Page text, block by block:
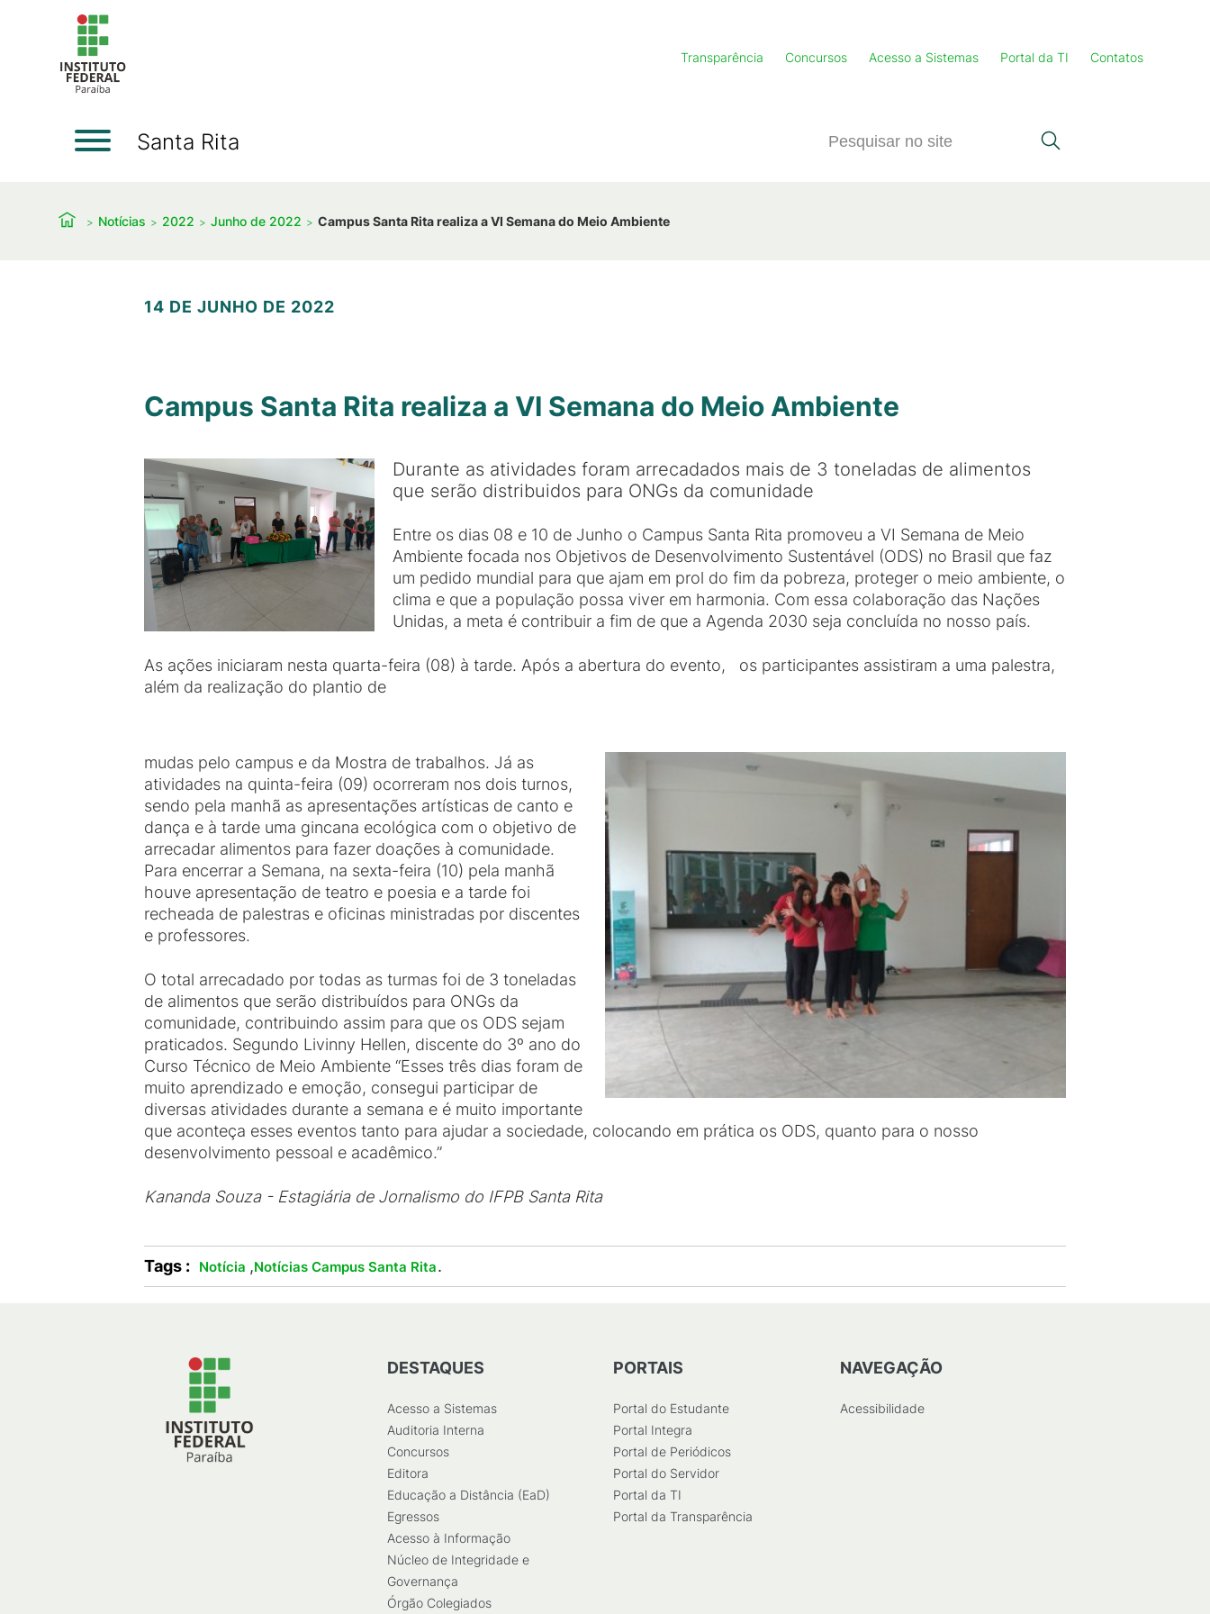
Transparência Concursos Acesso a Sistemas Portal da TI Contatos
Santa Rita
Notícias 2022 Junho de 2022 Campus Santa Rita realiza a VI Semana do Meio Ambiente
14 DE JUNHO DE 2022
Campus Santa Rita realiza a VI Semana do Meio Ambiente
Durante as atividades foram arrecadados mais de 3 toneladas de alimentos
que serão distribuidos para ONGs da comunidade
Entre os dias 08 e 10 de Junho o Campus Santa Rita promoveu a VI Semana de Meio
Ambiente focada nos Objetivos de Desenvolvimento Sustentável (ODS) no Brasil que faz
um pedido mundial para que ajam em prol do fim da pobreza, proteger o meio ambiente, o
clima e que a população possa viver em harmonia. Com essa colaboração das Nações
Unidas, a meta é contribuir a fim de que a Agenda 2030 seja concluída no nosso país.
As ações iniciaram nesta quarta-feira (08) à tarde. Após a abertura do evento, os participantes assistiram a uma palestra,
além da realização do plantio de
mudas pelo campus e da Mostra de trabalhos. Já as
atividades na quinta-feira (09) ocorreram nos dois turnos,
sendo pela manhã as apresentações artísticas de canto e
dança e à tarde uma gincana ecológica com o objetivo de
arrecadar alimentos para fazer doações à comunidade.
Para encerrar a Semana, na sexta-feira (10) pela manhã
houve apresentação de teatro e poesia e a tarde foi
recheada de palestras e oficinas ministradas por discentes
e professores.
O total arrecadado por todas as turmas foi de 3 toneladas
de alimentos que serão distribuídos para ONGs da
comunidade, contribuindo assim para que os ODS sejam
praticados. Segundo Livinny Hellen, discente do 3º ano do
Curso Técnico de Meio Ambiente “Esses três dias foram de
muito aprendizado e emoção, consegui participar de
diversas atividades durante a semana e é muito importante
que aconteça esses eventos tanto para ajudar a sociedade, colocando em prática os ODS, quanto para o nosso
desenvolvimento pessoal e acadêmico.”
Kananda Souza - Estagiária de Jornalismo do IFPB Santa Rita
Tags : Notícia ,Notícias Campus Santa Rita.
DESTAQUES
Acesso a Sistemas
Auditoria Interna
Concursos
Editora
Educação a Distância (EaD)
Egressos
Acesso à Informação
Núcleo de Integridade e
Governança
Órgão Colegiados
PORTAIS
Portal do Estudante
Portal Integra
Portal de Periódicos
Portal do Servidor
Portal da TI
Portal da Transparência
NAVEGAÇÃO
Acessibilidade